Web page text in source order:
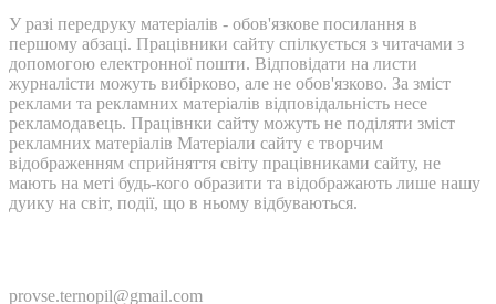
У разі передруку матеріалів - обов'язкове посилання в
першому абзаці. Працівники сайту спілкується з читачами з
допомогою електронної пошти. Відповідати на листи
журналісти можуть вибірково, але не обов'язково. За зміст
реклами та рекламних матеріалів відповідальність несе
рекламодавець. Працівнки сайту можуть не поділяти зміст
рекламних матеріалів Матеріали сайту є творчим
відображенням сприйняття світу працівниками сайту, не
мають на меті будь-кого образити та відображають лише нашу
дуику на світ, події, що в ньому відбуваються.
provse.ternopil@gmail.com